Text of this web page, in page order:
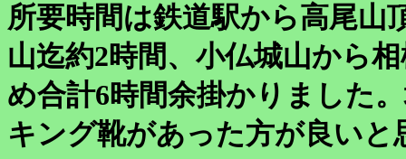
所要時間は鉄道駅から高尾山
山迄約2時間、小仏城山から
め合計6時間余掛かりました
キング靴があった方が良いと